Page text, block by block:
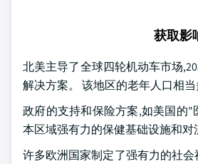
获取影
北美主导了全球四轮机动车市场
解决方案。 该地区的老年人口相
政府的支持和保险方案,如美国的"
本区域强有力的保健基础设施和对
许多欧洲国家制定了强有力的社